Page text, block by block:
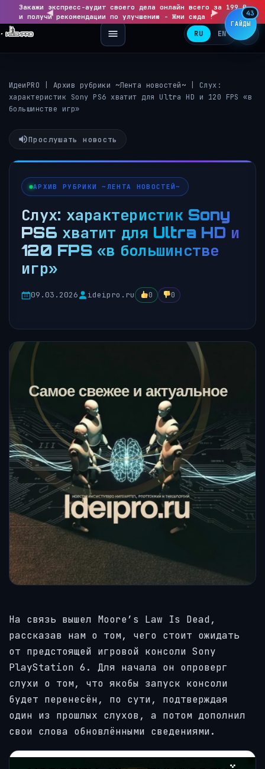
◀
Закажи экспресс-аудит своего дела онлайн всего за 199 ₽
и получи рекомендации по улучшению - Жми сюда !
▶
RU EN
ИдеиPRO Архив рубрики ~Лента новостей~
Слух:
характеристик Sony PS6 хватит для Ultra HD и 120 FPS «в
большинстве игр»
Прослушать новость
АРХИВ РУБРИКИ ~ЛЕНТА НОВОСТЕЙ~
Слух: характеристик Sony
PS6 хватит для Ultra HD и
120 FPS «в большинстве
игр»
09.03.2026 ideipro.ru 0 0
На связь вышел Moore’s Law Is Dead,
рассказав нам о том, чего стоит ожидать
от предстоящей игровой консоли Sony
PlayStation 6. Для начала он опроверг
слухи о том, что якобы запуск консоли
будет перенесён, по сути, подтверждая
один из прошлых слухов, а потом дополнил
свои слова обновлёнными сведениями.
ГАЙДЫ
43